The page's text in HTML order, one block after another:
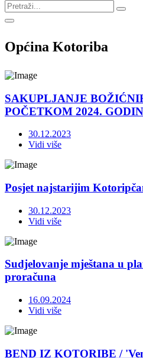
Općina Kotoriba
SAKUPLJANJE
POČETKOM 2024.
30.12.2023
Vidi više
Posjet najstarijim
30.12.2023
Vidi više
Sudjelovanje mještana u
proračuna
16.09.2024
Vidi više
BEND IZ KOTORIBE /